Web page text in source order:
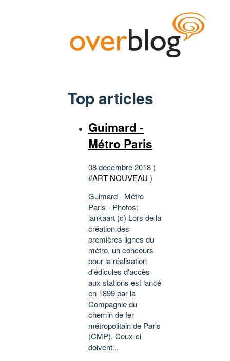
Top articles
Guimard -
Métro Paris
08 décembre 2018 (
#ART NOUVEAU )
Guimard - Métro
Paris - Photos:
lankaart (c) Lors de la
création des
premières lignes du
métro, un concours
pour la réalisation
d'édicules d'accès
aux stations est lancé
en 1899 par la
Compagnie du
chemin de fer
métropolitain de Paris
(CMP). Ceux-ci
doivent...